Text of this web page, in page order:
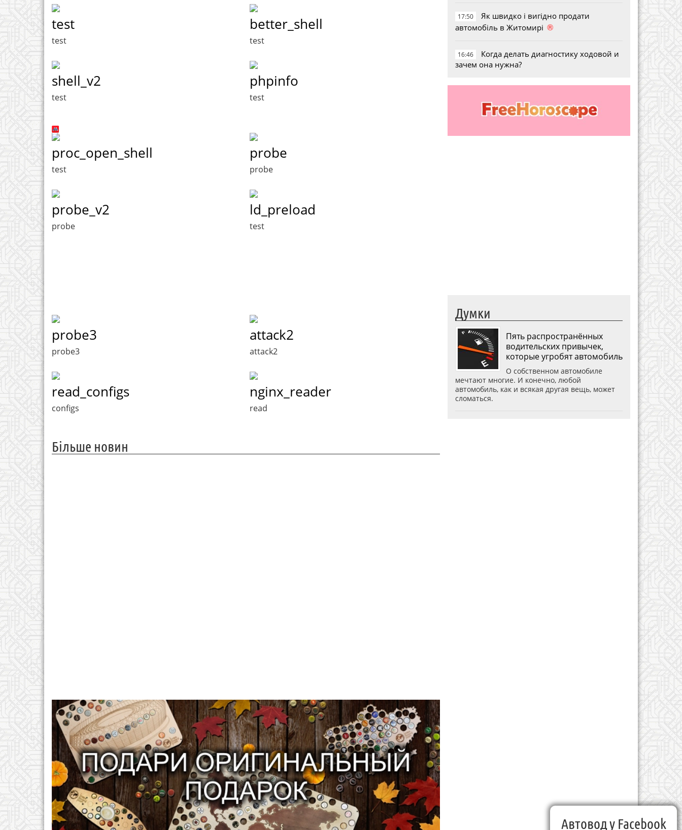
test
test
better_shell
test
shell_v2
test
phpinfo
test
proc_open_shell
test
probe
probe
probe_v2
probe
ld_preload
test
probe3
probe3
attack2
attack2
read_configs
configs
nginx_reader
read
Більше новин
17:50
Як швидко і вигідно продати
автомобіль в Житомирі ®
16:46
Когда делать диагностику ходовой и
зачем она нужна?
Думки
Пять распространённых
водительских привычек,
которые угробят автомобиль
О собственном автомобиле
мечтают многие. И конечно, любой
автомобиль, как и всякая другая вещь, может
сломаться.
Автовод у Facebook